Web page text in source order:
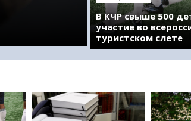
В КЧР свыше 500
участие во
туристском слете